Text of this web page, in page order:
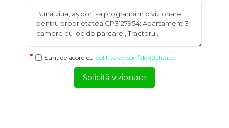
Sunt de acord cu politica de confidențialitate
Solicită vizionare